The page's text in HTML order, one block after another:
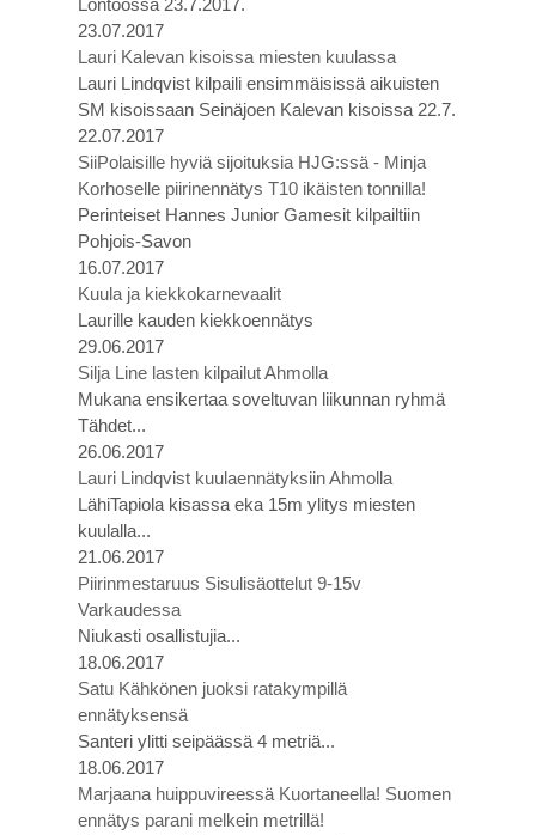
Lontoossa 23.7.2017.
23.07.2017
Lauri Kalevan kisoissa miesten kuulassa
Lauri Lindqvist kilpaili ensimmäisissä aikuisten
SM kisoissaan Seinäjoen Kalevan kisoissa 22.7.
22.07.2017
SiiPolaisille hyviä sijoituksia HJG:ssä - Minja
Korhoselle piirinennätys T10 ikäisten tonnilla!
Perinteiset Hannes Junior Gamesit kilpailtiin
Pohjois-Savon
16.07.2017
Kuula ja kiekkokarnevaalit
Laurille kauden kiekkoennätys
29.06.2017
Silja Line lasten kilpailut Ahmolla
Mukana ensikertaa soveltuvan liikunnan ryhmä
Tähdet...
26.06.2017
Lauri Lindqvist kuulaennätyksiin Ahmolla
LähiTapiola kisassa eka 15m ylitys miesten
kuulalla...
21.06.2017
Piirinmestaruus Sisulisäottelut 9-15v
Varkaudessa
Niukasti osallistujia...
18.06.2017
Satu Kähkönen juoksi ratakympillä
ennätyksensä
Santeri ylitti seipäässä 4 metriä...
18.06.2017
Marjaana huippuvireessä Kuortaneella! Suomen
ennätys parani melkein metrillä!